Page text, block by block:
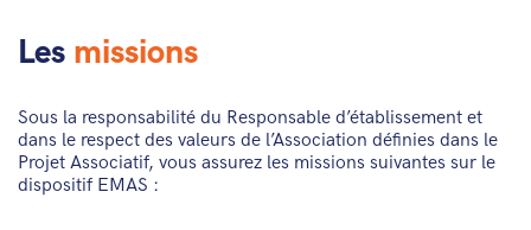
Les missions
Sous la responsabilité du Responsable d’établissement et
dans le respect des valeurs de l’Association définies dans le
Projet Associatif, vous assurez les missions suivantes sur le
dispositif EMAS :